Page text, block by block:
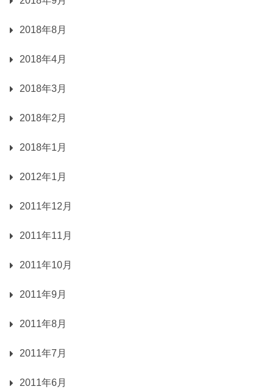
2018年8月
2018年4月
2018年3月
2018年2月
2018年1月
2012年1月
2011年12月
2011年11月
2011年10月
2011年9月
2011年8月
2011年7月
2011年6月